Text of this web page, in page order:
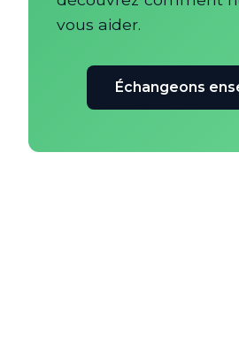
vous aider.
Échangeons